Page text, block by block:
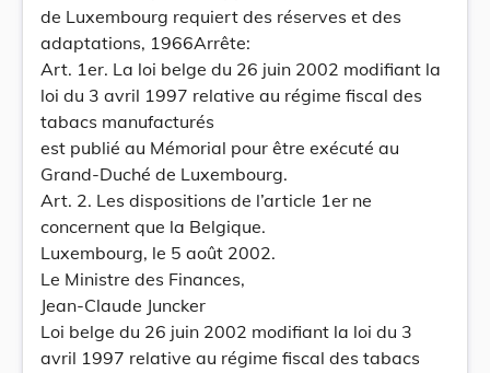
de Luxembourg requiert des réserves et des
adaptations, 1966Arrête:
Art. 1er. La loi belge du 26 juin 2002 modifiant la
loi du 3 avril 1997 relative au régime fiscal des
tabacs manufacturés
est publié au Mémorial pour être exécuté au
Grand-Duché de Luxembourg.
Art. 2. Les dispositions de l’article 1er ne
concernent que la Belgique.
Luxembourg, le 5 août 2002.
Le Ministre des Finances,
Jean-Claude Juncker
Loi belge du 26 juin 2002 modifiant la loi du 3
avril 1997 relative au régime fiscal des tabacs